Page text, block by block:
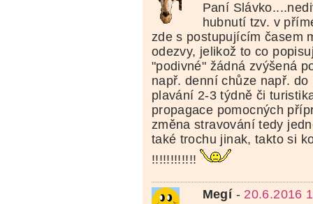
Paní
hubnutí tzv. v
zde s postupujícím časem
odezvy, jelikož to co
"podivné" žádná zvýšená
např. denní chůze např.
plavání 2-3 týdně či
propagace pomocných
změna stravování tedy
také trochu jinak, takto si
!!!!!!!!!!!!
Megí- 20.6.2016